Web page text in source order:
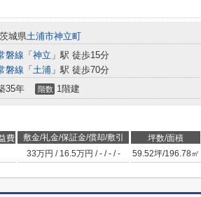
茨城県土浦市神立町
磐線 「 神立 」駅 徒歩15分
磐線 「 土浦 」駅 徒歩70分
35年 階数 1階建
費 敷金/礼金/保証金/償却/敷引 坪数/面積
33万円 / 16.5万円 /- /- /- 59.52坪/196.78㎡